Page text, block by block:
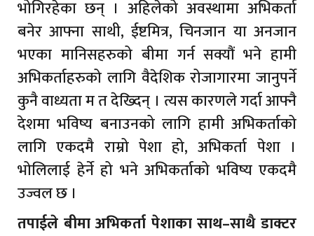
भोगिरहेका छन् । अहिलेको अवस्थामा अभिकर्ता
बनेर आफ्ना साथी, ईष्टमित्र, चिनजान या अनजान
भएका मानिसहरुको बीमा गर्न सक्यौं भने हामी
अभिकर्ताहरुको लागि वैदेशिक रोजागारमा जानुपर्ने
कुनै वाध्यता म त देख्दिन् । त्यस कारणले गर्दा आफ्नै
देशमा भविष्य बनाउनको लागि हामी अभिकर्ताको
लागि एकदमै राम्रो पेशा हो, अभिकर्ता पेशा ।
भोलिलाई हेर्ने हो भने अभिकर्ताको भविष्य एकदमै
उज्वल छ ।
तपाईले बीमा अभिकर्ता पेशाका साथ–साथै डाक्टर